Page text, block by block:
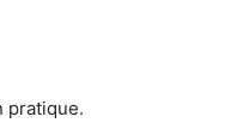
pratique.